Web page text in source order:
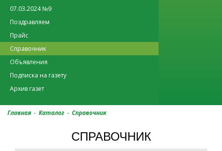
07.03.2024 №9
Поздравляем
Прайс
Справочник
Объявления
Подписка на газету
Архив газет
Главная - Каталог - Справочник
СПРАВОЧНИК